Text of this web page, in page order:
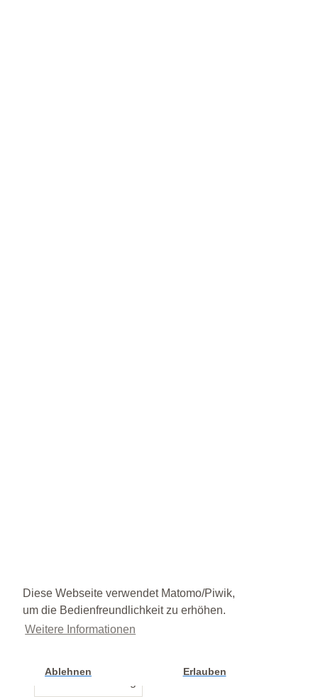
Diese Webseite verwendet Matomo/Piwik,
um die Bedienfreundlichkeit zu erhöhen.
Weitere Informationen
Ablehnen Erlauben